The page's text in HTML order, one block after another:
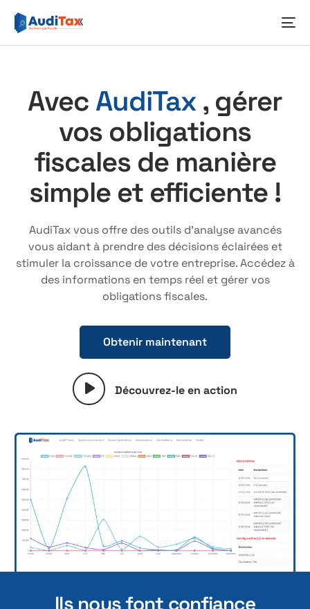
Avec AudiTax, gérer
vos obligations
fiscales de manière
simple et efficiente !
AudiTax vous offre des outils d’analyse avancés
vous aidant à prendre des décisions éclairées et
stimuler la croissance de votre entreprise. Accédez à
des informations en temps réel et gérer vos
obligations fiscales.
Obtenir maintenant
Découvrez-le en action
Ils nous font confiance